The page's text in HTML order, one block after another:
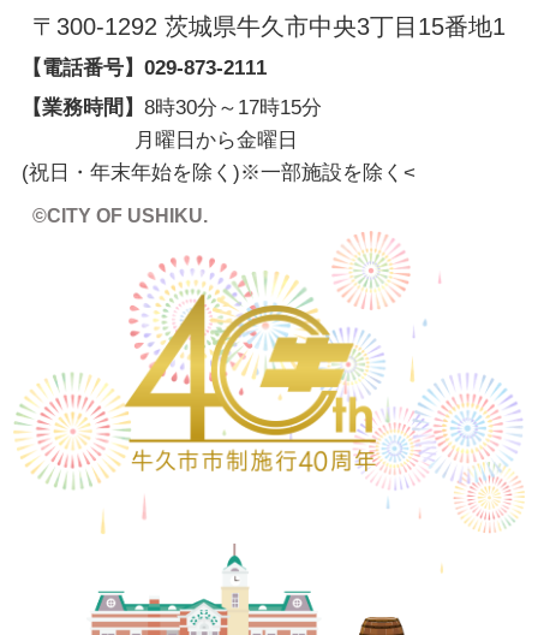
〒300-1292 茨城県牛久市中央3丁目15番地1
【電話番号】 029-873-2111
【業務時間】 8時30分～17時15分
月曜日から金曜日
(祝日・年末年始を除く)※一部施設を除く <
©CITY OF USHIKU.